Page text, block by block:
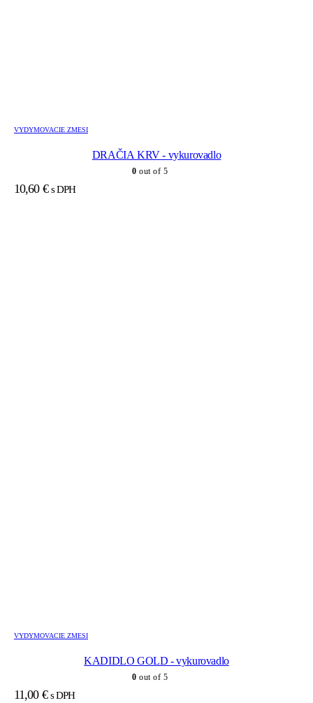
VYDYMOVACIE ZMESI
DRAČIA KRV - vykurovadlo
0 out of 5
10,60 € s DPH
VYDYMOVACIE ZMESI
KADIDLO GOLD - vykurovadlo
0 out of 5
11,00 € s DPH